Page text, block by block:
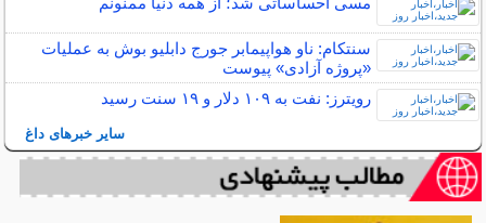
سنتکام: ناو هواپیمابر جورج دابلیو بوش به عملیات
«پروژه آزادی» پیوست
رویترز: نفت به ۱۰۹ دلار و ۱۹ سنت رسید
سایر خبرهای داغ